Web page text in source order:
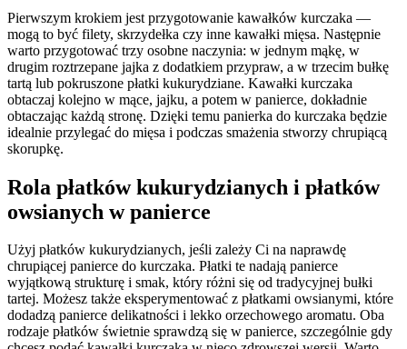
Pierwszym krokiem jest przygotowanie kawałków kurczaka —
mogą to być filety, skrzydełka czy inne kawałki mięsa. Następnie
warto przygotować trzy osobne naczynia: w jednym mąkę, w
drugim roztrzepane jajka z dodatkiem przypraw, a w trzecim bułkę
tartą lub pokruszone płatki kukurydziane. Kawałki kurczaka
obtaczaj kolejno w mące, jajku, a potem w panierce, dokładnie
obtaczając każdą stronę. Dzięki temu panierka do kurczaka będzie
idealnie przylegać do mięsa i podczas smażenia stworzy chrupiącą
skorupkę.
Rola płatków kukurydzianych i płatków
owsianych w panierce
Użyj płatków kukurydzianych, jeśli zależy Ci na naprawdę
chrupiącej panierce do kurczaka. Płatki te nadają panierce
wyjątkową strukturę i smak, który różni się od tradycyjnej bułki
tartej. Możesz także eksperymentować z płatkami owsianymi, które
dodadzą panierce delikatności i lekko orzechowego aromatu. Oba
rodzaje płatków świetnie sprawdzą się w panierce, szczególnie gdy